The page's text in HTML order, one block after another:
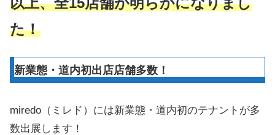
た！
新業態・道内初出店店舗多数！
miredo（ミレド）には新業態・道内初のテナントが多
数出展します！